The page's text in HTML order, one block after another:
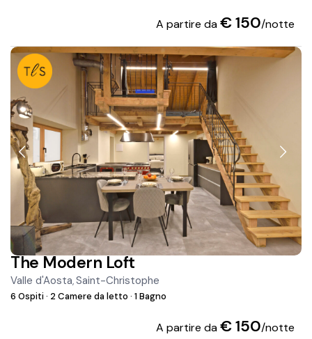
A partire da€ 150/notte
The Modern Loft
Valle d'Aosta,Saint-Christophe
6 Ospiti· 2 Camere da letto· 1 Bagno
A partire da€ 150/notte